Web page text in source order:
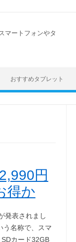
マートフォンやタ
おすすめタブレット
円
得か
発表されまし
う名称で、スマ
カード32GB